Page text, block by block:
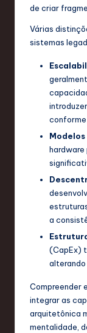
o
de criar
Várias
sistemas
conforme
hardware
a
(CapEx)
alterando
Compreender
integrar as
arquitetônica
mentalidade,